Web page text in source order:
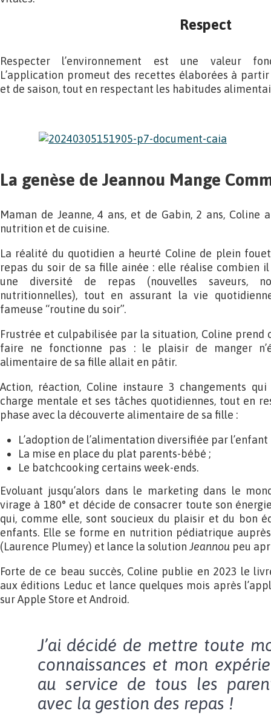
Respect
Respecter l’environnement est une valeur
L’application promeut des recettes élaborées à
et de saison, tout en respectant les habitudes
La genèse de Jeannou Mange
Maman de Jeanne, 4 ans, et de Gabin, 2 ans, Coline
nutrition et de cuisine.
La réalité du quotidien a heurté Coline de plein
repas du soir de sa fille ainée : elle réalise combien
une diversité de repas (nouvelles saveurs,
nutritionnelles), tout en assurant la vie
fameuse “routine du soir”.
Frustrée et culpabilisée par la situation, Coline prend
faire ne fonctionne pas : le plaisir de manger
alimentaire de sa fille allait en pâtir.
Action, réaction, Coline instaure 3 changements
charge mentale et ses tâches quotidiennes, tout en
phase avec la découverte alimentaire de sa fille :
L’adoption de l’alimentation diversifiée par l’enfant
La mise en place du plat parents-bébé ;
Le batchcooking certains week-ends.
Evoluant jusqu’alors dans le marketing dans le
virage à 180° et décide de consacrer toute son
qui, comme elle, sont soucieux du plaisir et du bon
enfants. Elle se forme en nutrition pédiatrique
(Laurence Plumey) et lance la solution Jeannou peu
Forte de ce beau succès, Coline publie en 2023 le
aux éditions Leduc et lance quelques mois après
sur Apple Store et Android.
J’ai décidé de mettre toute
connaissances et mon
au service de tous les
avec la gestion des repas !